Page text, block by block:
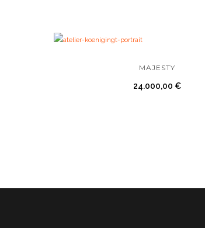
MAJESTY
24.000,00 €